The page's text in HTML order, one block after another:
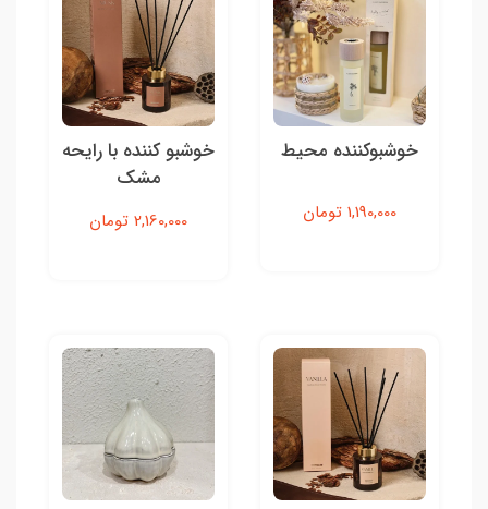
خوشبوکننده محیط
1,190,000 تومان
خوشبو کننده با رایحه
مشک
2,160,000 تومان